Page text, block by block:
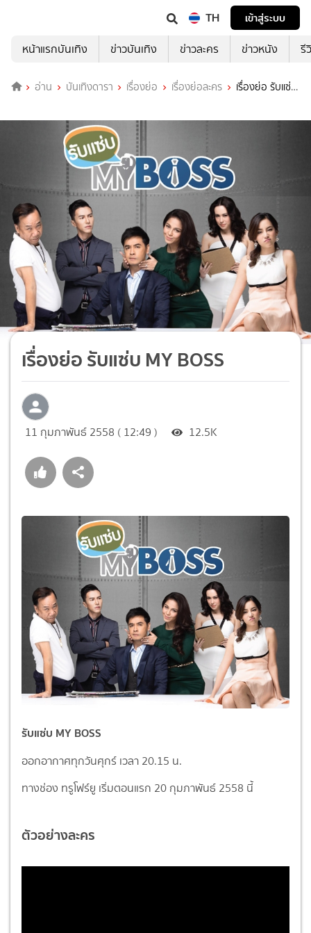
TH
เข้าสู่ระบบ
หน้าแรกบันเทิง
ข่าวบันเทิง ข่าวละคร ข่าวหนัง รี
อ่าน บันเทิงดารา เรื่องย่อ เรื่องย่อละคร
เรื่องย่อ รับแซ่บ
เรื่องย่อ รับแซ่บ MY BOSS
11 กุมภาพันธ์ 2558 ( 12:49 ) 12.5K
รับแซ่บ MY BOSS
ออกอากาศทุกวันศุกร์ เวลา 20.15 น.
ทางช่อง ทรูโฟร์ยู เริ่มตอนแรก 20 กุมภาพันธ์ 2558 นี้
ตัวอย่างละคร